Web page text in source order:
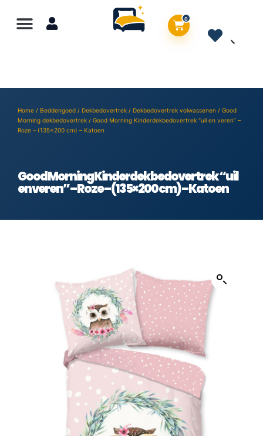
0
Home / Beddengoed / Dekbedovertrek / Dekbedovertrek volwassenen / Good
Morning dekbedovertrek / Good Morning Kinderdekbedovertrek “uil en veren” –
Roze – (135×200 cm) – Katoen
Good Morning Kinderdekbedovertrek “uil
en veren” – Roze – (135×200 cm) – Katoen